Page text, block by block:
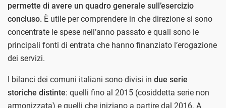
permette di avere un quadro generale sull’esercizio
concluso. È utile per comprendere in che direzione si sono
concentrate le spese nell’anno passato e quali sono le
principali fonti di entrata che hanno finanziato l’erogazione
dei servizi.
I bilanci dei comuni italiani sono divisi in due serie
storiche distinte: quelli fino al 2015 (cosiddetta serie non
armonizzata) e quelli che iniziano a partire dal 2016. A